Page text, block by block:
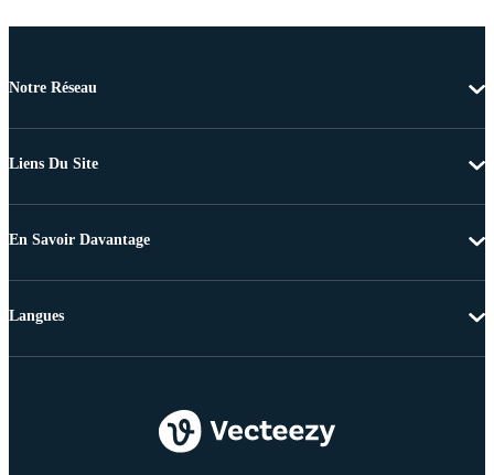
Notre Réseau
Liens Du Site
En Savoir Davantage
Langues